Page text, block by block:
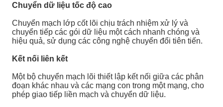
Chuyển dữ liệu tốc độ cao
Chuyển mạch lớp cốt lõi chịu trách nhiệm xử lý và
chuyển tiếp các gói dữ liệu một cách nhanh chóng và
hiệu quả, sử dụng các công nghệ chuyển đổi tiên tiến.
Kết nối liên kết
Một bộ chuyển mạch lõi thiết lập kết nối giữa các phân
đoạn khác nhau và các mạng con trong một mạng, cho
phép giao tiếp liền mạch và chuyển dữ liệu.